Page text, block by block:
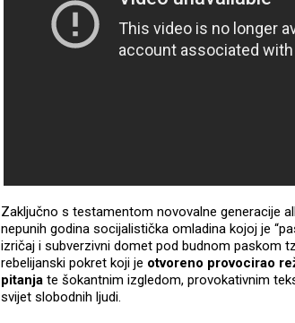
Zaključno s testamentom novovalne generacije
nepunih godina socijalistička omladina kojoj je
izričaj i subverzivni domet pod budnom paskom
rebelijanski pokret koji je otvoreno provocirao
pitanja te šokantnim izgledom, provokativnim
svijet slobodnih ljudi.